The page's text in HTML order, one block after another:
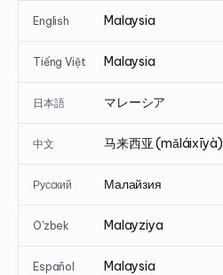
English Malaysia
Tiếng Việt Malaysia
日本語 マレーシア
中文 马来西亚 (mǎláixīyà)
Русский Малайзия
O'zbek Malayziya
Español Malaysia